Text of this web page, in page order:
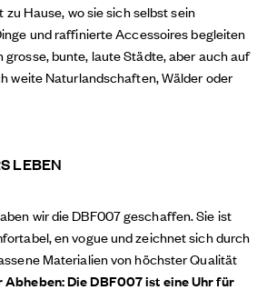
Hause, wo sie sich selbst sein
und raffinierte Accessoires begleiten
grosse, bunte, laute Städte, aber auch auf
weite Naturlandschaften, Wälder oder
LEBEN
wir die DBF007 geschaffen. Sie ist
en vogue und zeichnet sich durch
Materialien von höchster Qualität
Abheben: Die DBF007 ist eine Uhr für